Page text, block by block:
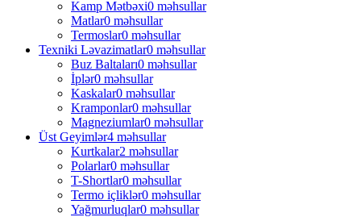
Kamp Mətbəxi0 məhsullar
Matlar0 məhsullar
Termoslar0 məhsullar
Texniki Ləvazimatlar0 məhsullar
Buz Baltaları0 məhsullar
İplər0 məhsullar
Kaskalar0 məhsullar
Kramponlar0 məhsullar
Magneziumlar0 məhsullar
Üst Geyimlər4 məhsullar
Kurtkalar2 məhsullar
Polarlar0 məhsullar
T-Shortlar0 məhsullar
Termo içliklər0 məhsullar
Yağmurluqlar0 məhsullar